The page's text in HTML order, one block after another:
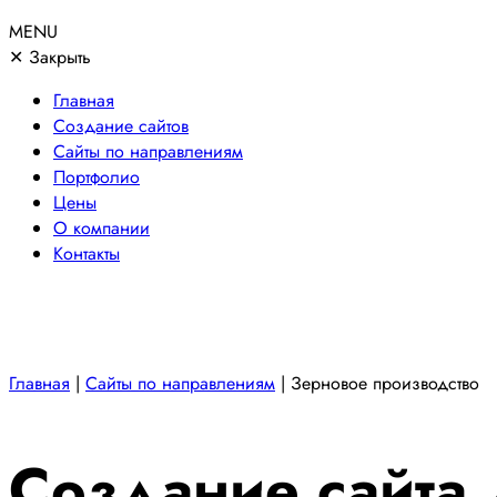
MENU
✕ Закрыть
Главная
Создание сайтов
Сайты по направлениям
Портфолио
Цены
О компании
Контакты
Главная | Сайты по направлениям | Зерновое производство